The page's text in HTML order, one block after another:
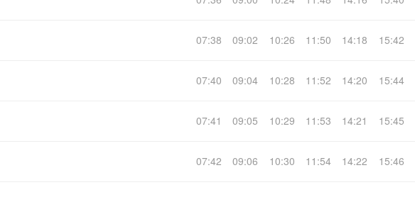
07:38 09:02 10:26 11:50 14:18 15:42
07:40 09:04 10:28 11:52 14:20 15:44
07:41 09:05 10:29 11:53 14:21 15:45
07:42 09:06 10:30 11:54 14:22 15:46